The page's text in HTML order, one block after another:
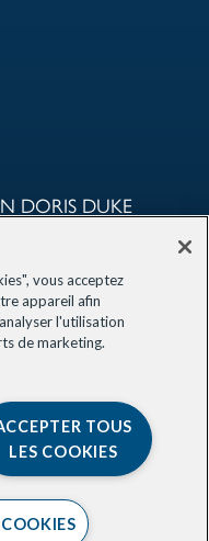
DORIS DUKE
vous acceptez
appareil afin
l'utilisation
de marketing.
TOUS
LES COOKIES